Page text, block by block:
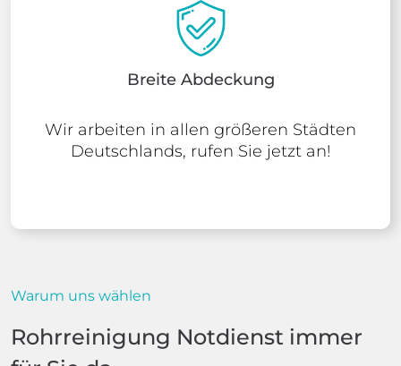
Breite Abdeckung
Wir arbeiten in allen größeren Städten
Deutschlands, rufen Sie jetzt an!
Warum uns wählen
Rohrreinigung Notdienst immer